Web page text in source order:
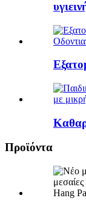
Προϊόντα